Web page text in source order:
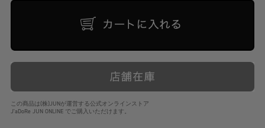
この商品は(株)JUNが運営する公式オンラインストア
J'aDoRe JUN ONLINE でご購入いただけます。